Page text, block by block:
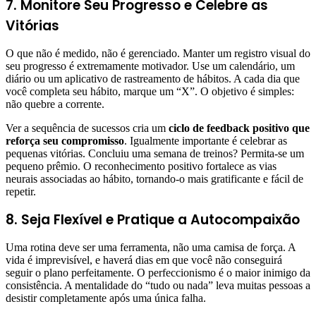
7. Monitore Seu Progresso e Celebre as
Vitórias
O que não é medido, não é gerenciado. Manter um registro visual do
seu progresso é extremamente motivador. Use um calendário, um
diário ou um aplicativo de rastreamento de hábitos. A cada dia que
você completa seu hábito, marque um “X”. O objetivo é simples:
não quebre a corrente.
Ver a sequência de sucessos cria um ciclo de feedback positivo que
reforça seu compromisso. Igualmente importante é celebrar as
pequenas vitórias. Concluiu uma semana de treinos? Permita-se um
pequeno prêmio. O reconhecimento positivo fortalece as vias
neurais associadas ao hábito, tornando-o mais gratificante e fácil de
repetir.
8. Seja Flexível e Pratique a Autocompaixão
Uma rotina deve ser uma ferramenta, não uma camisa de força. A
vida é imprevisível, e haverá dias em que você não conseguirá
seguir o plano perfeitamente. O perfeccionismo é o maior inimigo da
consistência. A mentalidade do “tudo ou nada” leva muitas pessoas a
desistir completamente após uma única falha.